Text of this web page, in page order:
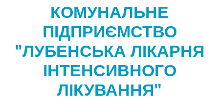
КОМУНАЛЬНЕ
ПІДПРИЄМСТВО
"ЛУБЕНСЬКА ЛІКАРНЯ
ІНТЕНСИВНОГО
ЛІКУВАННЯ"